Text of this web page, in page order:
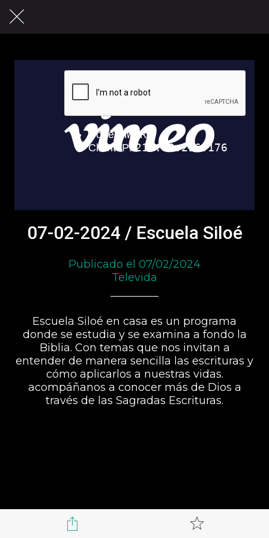
07-02-2024 / Escuela Siloé
Publicado el 07/02/2024
Televida
Escuela Siloé en casa es un programa
donde se estudia y se examina a fondo la
Biblia. Con temas que nos invitan a
entender de manera sencilla las escrituras y
cómo aplicarlos a nuestras vidas.
acompáñanos a conocer más de Dios a
través de las Sagradas Escrituras.